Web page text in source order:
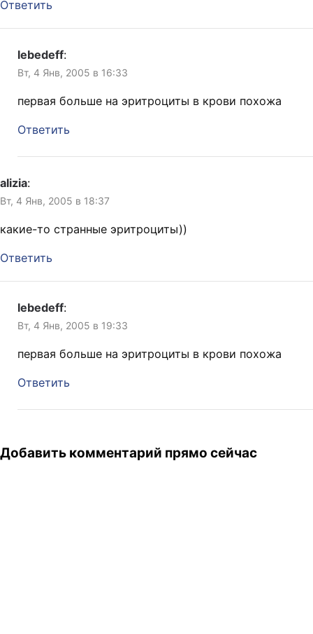
Ответить
lebedeff:
Вт, 4 Янв, 2005 в 16:33
первая больше на эритроциты в крови похожа
Ответить
alizia:
Вт, 4 Янв, 2005 в 18:37
какие-то странные эритроциты))
Ответить
lebedeff:
Вт, 4 Янв, 2005 в 19:33
первая больше на эритроциты в крови похожа
Ответить
Добавить комментарий прямо сейчас